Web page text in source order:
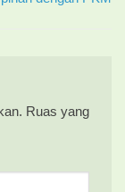
Ruas yang